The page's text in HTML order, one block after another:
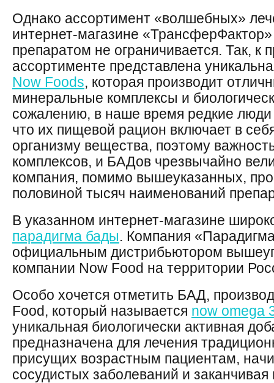
Однако ассортимент «волшебных»
интернет-магазине
препаратом не ограничивается. Так, к
ассортименте представлена
Now Foods, которая производит
минеральные комплексы и
сожалению, в наше время редкие люди
что их пищевой рацион включает в
организму вещества, поэтому
комплексов, и БАДов чрезвычайно
компания, помимо вышеуказанных,
половиной тысяч наименований
В указанном интернет-магазине
парадигма бады. Компания
официальным дистрибьютором
компании Now Food на территории
Особо хочется отметить БАД,
Food, который называется now omega
уникальная биологически активная
предназначена для лечения
присущих возрастным пациентам,
сосудистых заболеваний и